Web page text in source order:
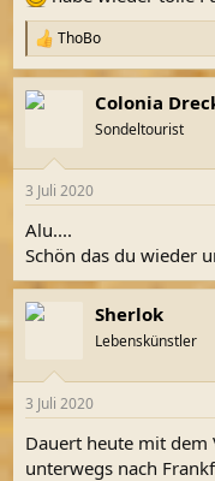
R
e
a
k
e
:
ThoBo
Colonia
Sondeltourist
3 Juli 2020
Alu....
Schön das du wieder
Sherlok
Lebenskünstler
3 Juli 2020
Dauert heute mit
unterwegs nach